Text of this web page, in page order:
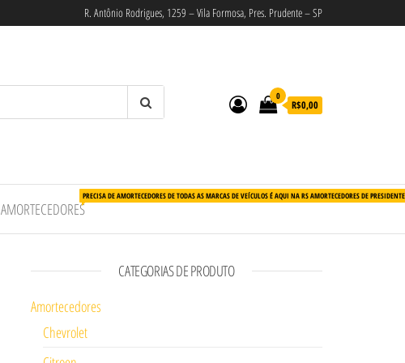
R. Antônio Rodrigues, 1259 – Vila Formosa, Pres. Prudente – SP
0
R$0,00
AMORTECEDORES
PRECISA DE AMORTECEDORES DE TODAS AS MARCAS DE VEÍCULOS É AQUI NA RS AMORTECEDORES DE
CATEGORIAS DE PRODUTO
Amortecedores
Chevrolet